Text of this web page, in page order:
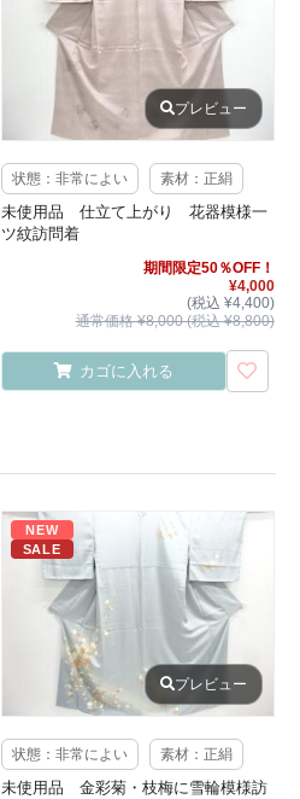
プレビュー
状態：非常によい 素材：正絹
未使用品 仕立て上がり 花器模様一
ツ紋訪問着
期間限定50％OFF！
¥4,000
(税込 ¥4,400)
通常価格 ¥8,000 (税込 ¥8,800)
カゴに入れる
NEW
SALE
プレビュー
状態：非常によい 素材：正絹
未使用品 金彩菊・枝梅に雪輪模様訪